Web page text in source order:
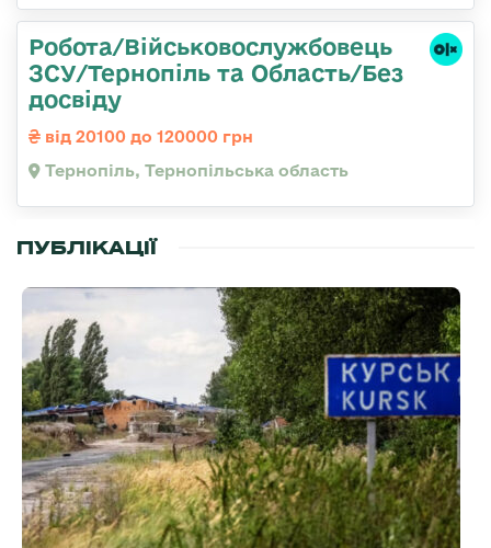
Робота/Військовослужбовець
ЗСУ/Тернопіль та Область/Без
досвіду
від 20100 до 120000 грн
Тернопіль, Тернопільська область
ПУБЛІКАЦІЇ